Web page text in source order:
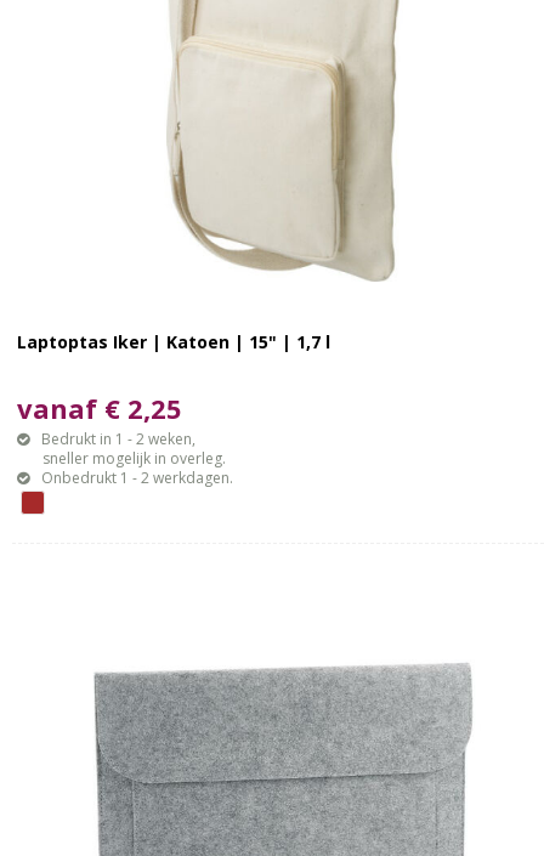
Laptoptas Iker | Katoen | 15" | 1,7 l
vanaf € 2,25
Bedrukt in 1 - 2 weken,
sneller mogelijk in overleg.
Onbedrukt 1 - 2 werkdagen.